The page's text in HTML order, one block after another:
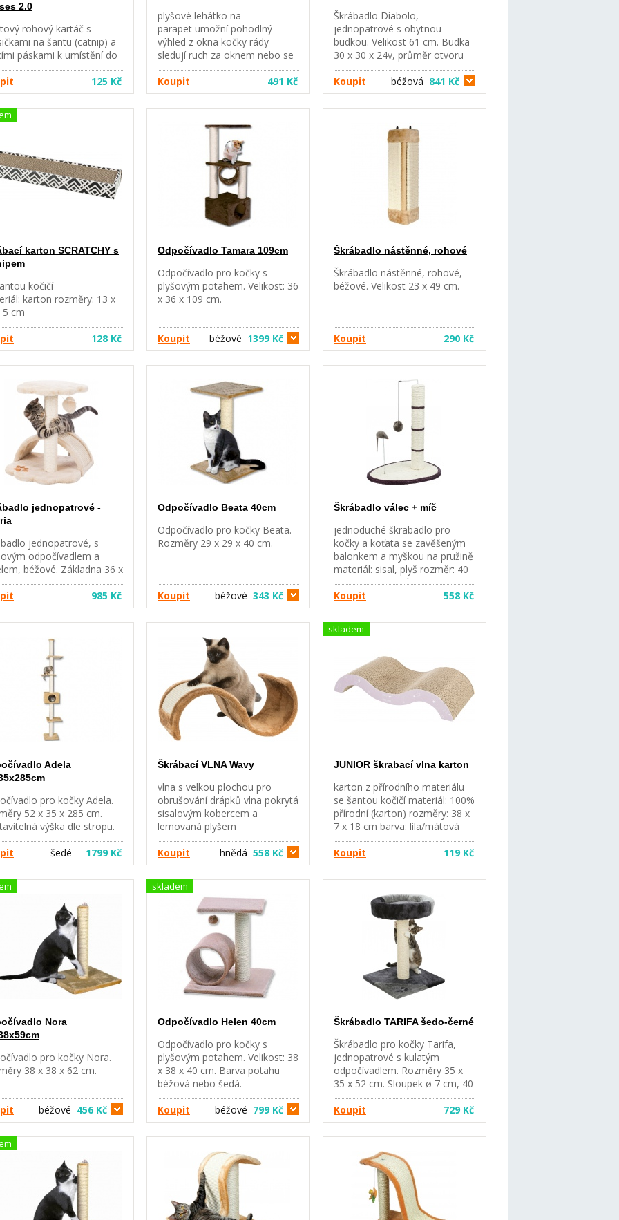
2.0
rohový kartáč s
na šantu (catnip) a
páskami k umístění do
Poskytuje Vaší kočce
místo pro drbání.
nainstalujete kartáč
výšky. Kartáč
vyčesávat uvolněné
– šrouby nebo
pásky). Chcete-li kočku
k drbání, stačí
trochu Catnipu do
3. Lepící pásky 4.
kočičí (Catnip)
125 Kč
plyšové lehátko na
parapet umožní pohodlný
výhled z okna kočky rády
sledují ruch za oknem nebo se
vyhřívají na parapetu potah je
odnímatelný a lze ho vyprat
snadné připevnění na parapet
měkké polstrování pro
barva: světle šedá
rozměry: 51x36cm
Koupit 491 Kč
Škrábadlo Diabolo,
jednopatrové s obytnou
budkou. Velikost 61 cm. Budka
30 x 30 x 24v, průměr otvoru
18 cm, horní deska 30 x 30 cm.
Koupit
béžová 841 Kč
karton SCRATCHY s
kočičí
karton rozměry: 13 x
5 cm
128 Kč
Odpočívadlo Tamara 109cm
Odpočívadlo pro kočky s
plyšovým potahem. Velikost: 36
x 36 x 109 cm.
Koupit béžové 1399 Kč
Škrábadlo nástěnné, rohové
Škrábadlo nástěnné, rohové,
béžové. Velikost 23 x 49 cm.
Koupit 290 Kč
jednopatrové -
jednopatrové, s
odpočívadlem a
béžové. Základna 36 x
sloupky ø 6 cm, výška
985 Kč
Odpočívadlo Beata 40cm
Odpočívadlo pro kočky Beata.
Rozměry 29 x 29 x 40 cm.
Koupit béžové 343 Kč
Škrábadlo válec + míč
jednoduché škrabadlo pro
kočky a koťata se zavěšeným
balonkem a myškou na pružině
materiál: sisal, plyš rozměr: 40
x 30 cm barva: různá
Koupit
558 Kč
Adela
pro kočky Adela.
52 x 35 x 285 cm.
výška dle stropu.
4 x deska 34 x 34 cm,
34 x 34 x 23 cm, 5
40 cm. Váha
je 14,34 kg.
šedé 1799 Kč
Škrábací VLNA Wavy
vlna s velkou plochou pro
obrušování drápků vlna pokrytá
sisalovým kobercem a
lemovaná plyšem
materiál: plyš, sisal
rozměry: 29 x 18 x 50 cm
rozměry základny: 29 x 50 cm
Koupit hnědá 558 Kč
skladem
JUNIOR škrabací vlna karton
karton z přírodního materiálu
se šantou kočičí materiál: 100%
přírodní (karton) rozměry: 38 x
7 x 18 cm barva: lila/mátová
Koupit
119 Kč
Nora
pro kočky Nora.
38 x 38 x 62 cm.
béžové 456 Kč
skladem
Odpočívadlo Helen 40cm
Odpočívadlo pro kočky s
plyšovým potahem. Velikost: 38
x 38 x 40 cm. Barva potahu
béžová nebo šedá.
Koupit
béžové 799 Kč
Škrábadlo TARIFA šedo-černé
Škrábadlo pro kočky Tarifa,
jednopatrové s kulatým
odpočívadlem. Rozměry 35 x
35 x 52 cm. Sloupek ø 7 cm, 40
cm. Horní část ø 37 cm.
Koupit
729 Kč